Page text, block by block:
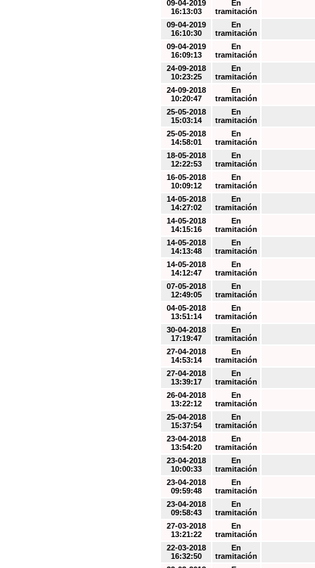
09-04-2019
16:13:03
En
tramitación
09-04-2019
16:10:30
En
tramitación
09-04-2019
16:09:13
En
tramitación
24-09-2018
10:23:25
En
tramitación
24-09-2018
10:20:47
En
tramitación
25-05-2018
15:03:14
En
tramitación
25-05-2018
14:58:01
En
tramitación
18-05-2018
12:22:53
En
tramitación
16-05-2018
10:09:12
En
tramitación
14-05-2018
14:27:02
En
tramitación
14-05-2018
14:15:16
En
tramitación
14-05-2018
14:13:48
En
tramitación
14-05-2018
14:12:47
En
tramitación
07-05-2018
12:49:05
En
tramitación
04-05-2018
13:51:14
En
tramitación
30-04-2018
17:19:47
En
tramitación
27-04-2018
14:53:14
En
tramitación
27-04-2018
13:39:17
En
tramitación
26-04-2018
13:22:12
En
tramitación
25-04-2018
15:37:54
En
tramitación
23-04-2018
13:54:20
En
tramitación
23-04-2018
10:00:33
En
tramitación
23-04-2018
09:59:48
En
tramitación
23-04-2018
09:58:43
En
tramitación
27-03-2018
13:21:22
En
tramitación
22-03-2018
16:32:50
En
tramitación